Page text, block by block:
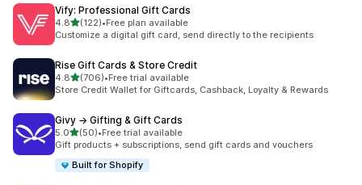
Vify: Professional Gift Cards
4.8별 5개 중
(122)
총 리뷰 122개
•Free plan available
Customize a digital gift card, send directly to the recipients
Rise Gift Cards & Store Credit
4.8별 5개 중
(706)
총 리뷰 706개
•Free trial available
Store Credit Wallet for Giftcards, Cashback, Loyalty & Rewards
Givy → Gifting & Gift Cards
5.0별 5개 중
(50)
총 리뷰 50개
•Free trial available
Gift products + subscriptions, send gift cards and vouchers
Built for Shopify